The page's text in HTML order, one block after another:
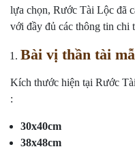
lựa chọn, Rước Tài Lộc đã
với đầy đủ các thông tin chi
Bài vị thần tài
Kích thước hiện tại Rước
:
30x40cm
38x48cm